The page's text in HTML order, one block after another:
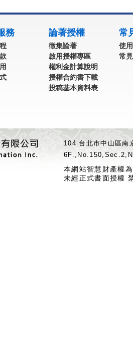
務 論著授權
徵集論著
啟用授權專區
權利金計算說明
授權合約書下載
投稿基本資料表
常
使
常
104 台北市中山區
本網站智慧財產權
未經正式書面授權